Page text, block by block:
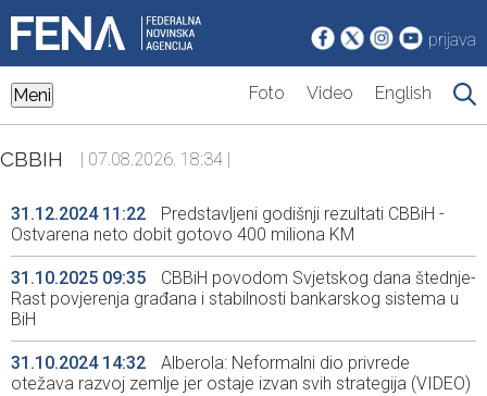
prijava
Meni Foto Video English
CBBIH | 07.08.2026. 18:34 |
31.12.2024 11:22
Predstavljeni godišnji rezultati CBBiH -
Ostvarena neto dobit gotovo 400 miliona KM
31.10.2025 09:35
CBBiH povodom Svjetskog dana štednje-
Rast povjerenja građana i stabilnosti bankarskog sistema u
BiH
31.10.2024 14:32
Alberola: Neformalni dio privrede
otežava razvoj zemlje jer ostaje izvan svih strategija (VIDEO)